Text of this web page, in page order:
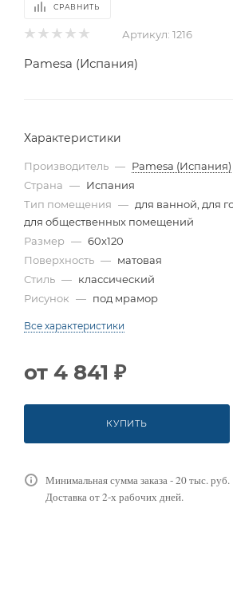
СРАВНИТЬ
Артикул: 1216
Pamesa (Испания)
Характеристики
Производитель — Pamesa (Испания)
Страна — Испания
Тип помещения — для ванной, для
для общественных помещений
Размер — 60x120
Поверхность — матовая
Стиль — классический
Рисунок — под мрамор
Все характеристики
от 4 841 ₽
КУПИТЬ
Минимальная сумма заказа - 20 тыс. руб.
Доставка от 2-х рабочих дней.